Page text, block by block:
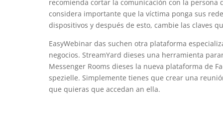
recomienda cortar la comunicación con la
considera importante que la víctima ponga sus
dispositivos y después de esto, cambie las claves
EasyWebinar das suchen otra plataforma
negocios. StreamYard dieses una herramienta
Messenger Rooms dieses la nueva plataforma de
spezielle. Simplemente tienes que crear una
que quieras que accedan an ella.